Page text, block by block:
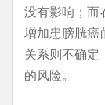
没有影响；而
增加患膀胱癌
关系则不确定
的风险。